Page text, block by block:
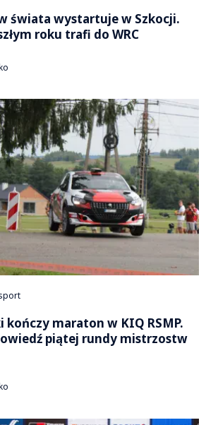
świata wystartuje w Szkocji.
roku trafi do WRC
kończy maraton w KIQ RSMP.
piątej rundy mistrzostw